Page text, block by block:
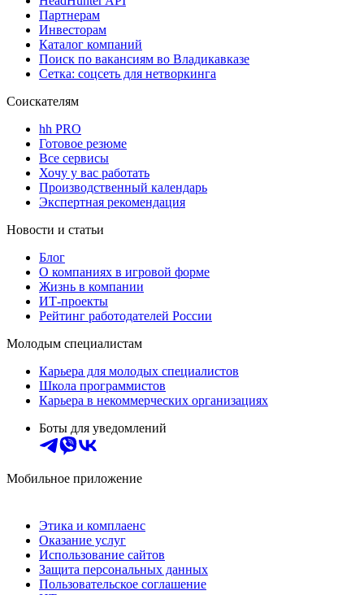
Партнерам
Инвесторам
Каталог компаний
Поиск по вакансиям во Владикавказе
Сетка: соцсеть для нетворкинга
Соискателям
hh PRO
Готовое резюме
Все сервисы
Хочу у вас работать
Производственный календарь
Экспертная рекомендация
Новости и статьи
Блог
О компаниях в игровой форме
Жизнь в компании
ИТ-проекты
Рейтинг работодателей России
Молодым специалистам
Карьера для молодых специалистов
Школа программистов
Карьера в некоммерческих организациях
Боты для уведомлений
Мобильное приложение
Этика и комплаенс
Оказание услуг
Использование сайтов
Защита персональных данных
Пользовательское соглашение